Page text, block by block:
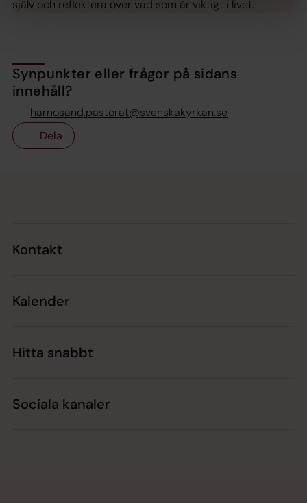
själv och reflektera över vad som är viktigt i livet.
Synpunkter eller frågor på sidans
innehåll?
harnosand.pastorat@svenskakyrkan.se
Dela
Kontakt
Kalender
Hitta snabbt
Sociala kanaler